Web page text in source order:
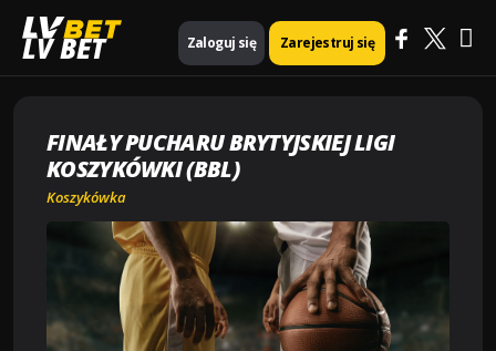
LV BET Zaloguj się Zarejestruj się
Strona główna
Koszykówka
Finały Pucharu Brytyjskiej Ligi Koszykówki (BBL)
FINAŁY PUCHARU BRYTYJSKIEJ LIGI
KOSZYKÓWKI (BBL)
Koszykówka